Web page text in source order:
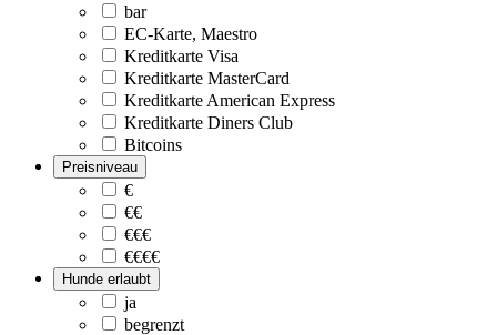
bar
EC-Karte, Maestro
Kreditkarte Visa
Kreditkarte MasterCard
Kreditkarte American Express
Kreditkarte Diners Club
Bitcoins
Preisniveau
€
€€
€€€
€€€€
Hunde erlaubt
ja
begrenzt